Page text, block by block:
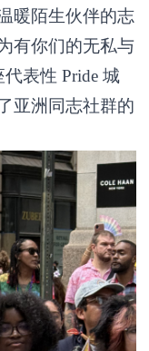
暖陌生伙伴的志
有你们的无私与
表性 Pride 城
亚洲同志社群的